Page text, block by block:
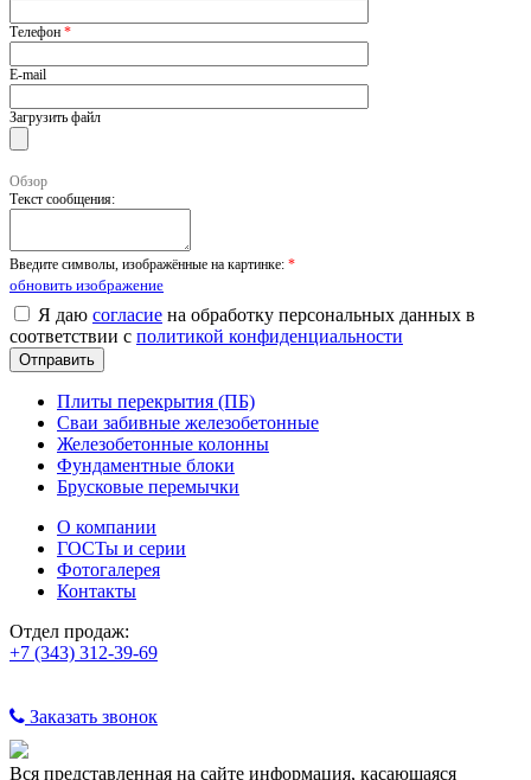
Телефон *
E-mail
Загрузить файл
Обзор
Текст сообщения:
Введите символы, изображённые на картинке: *
обновить изображение
Я даю согласие на обработку персональных данных в
соответствии с политикой конфиденциальности
Плиты перекрытия (ПБ)
Сваи забивные железобетонные
Железобетонные колонны
Фундаментные блоки
Брусковые перемычки
О компании
ГОСТы и серии
Фотогалерея
Контакты
Отдел продаж:
+7 (343) 312-39-69
Заказать звонок
Вся представленная на сайте информация, касающаяся